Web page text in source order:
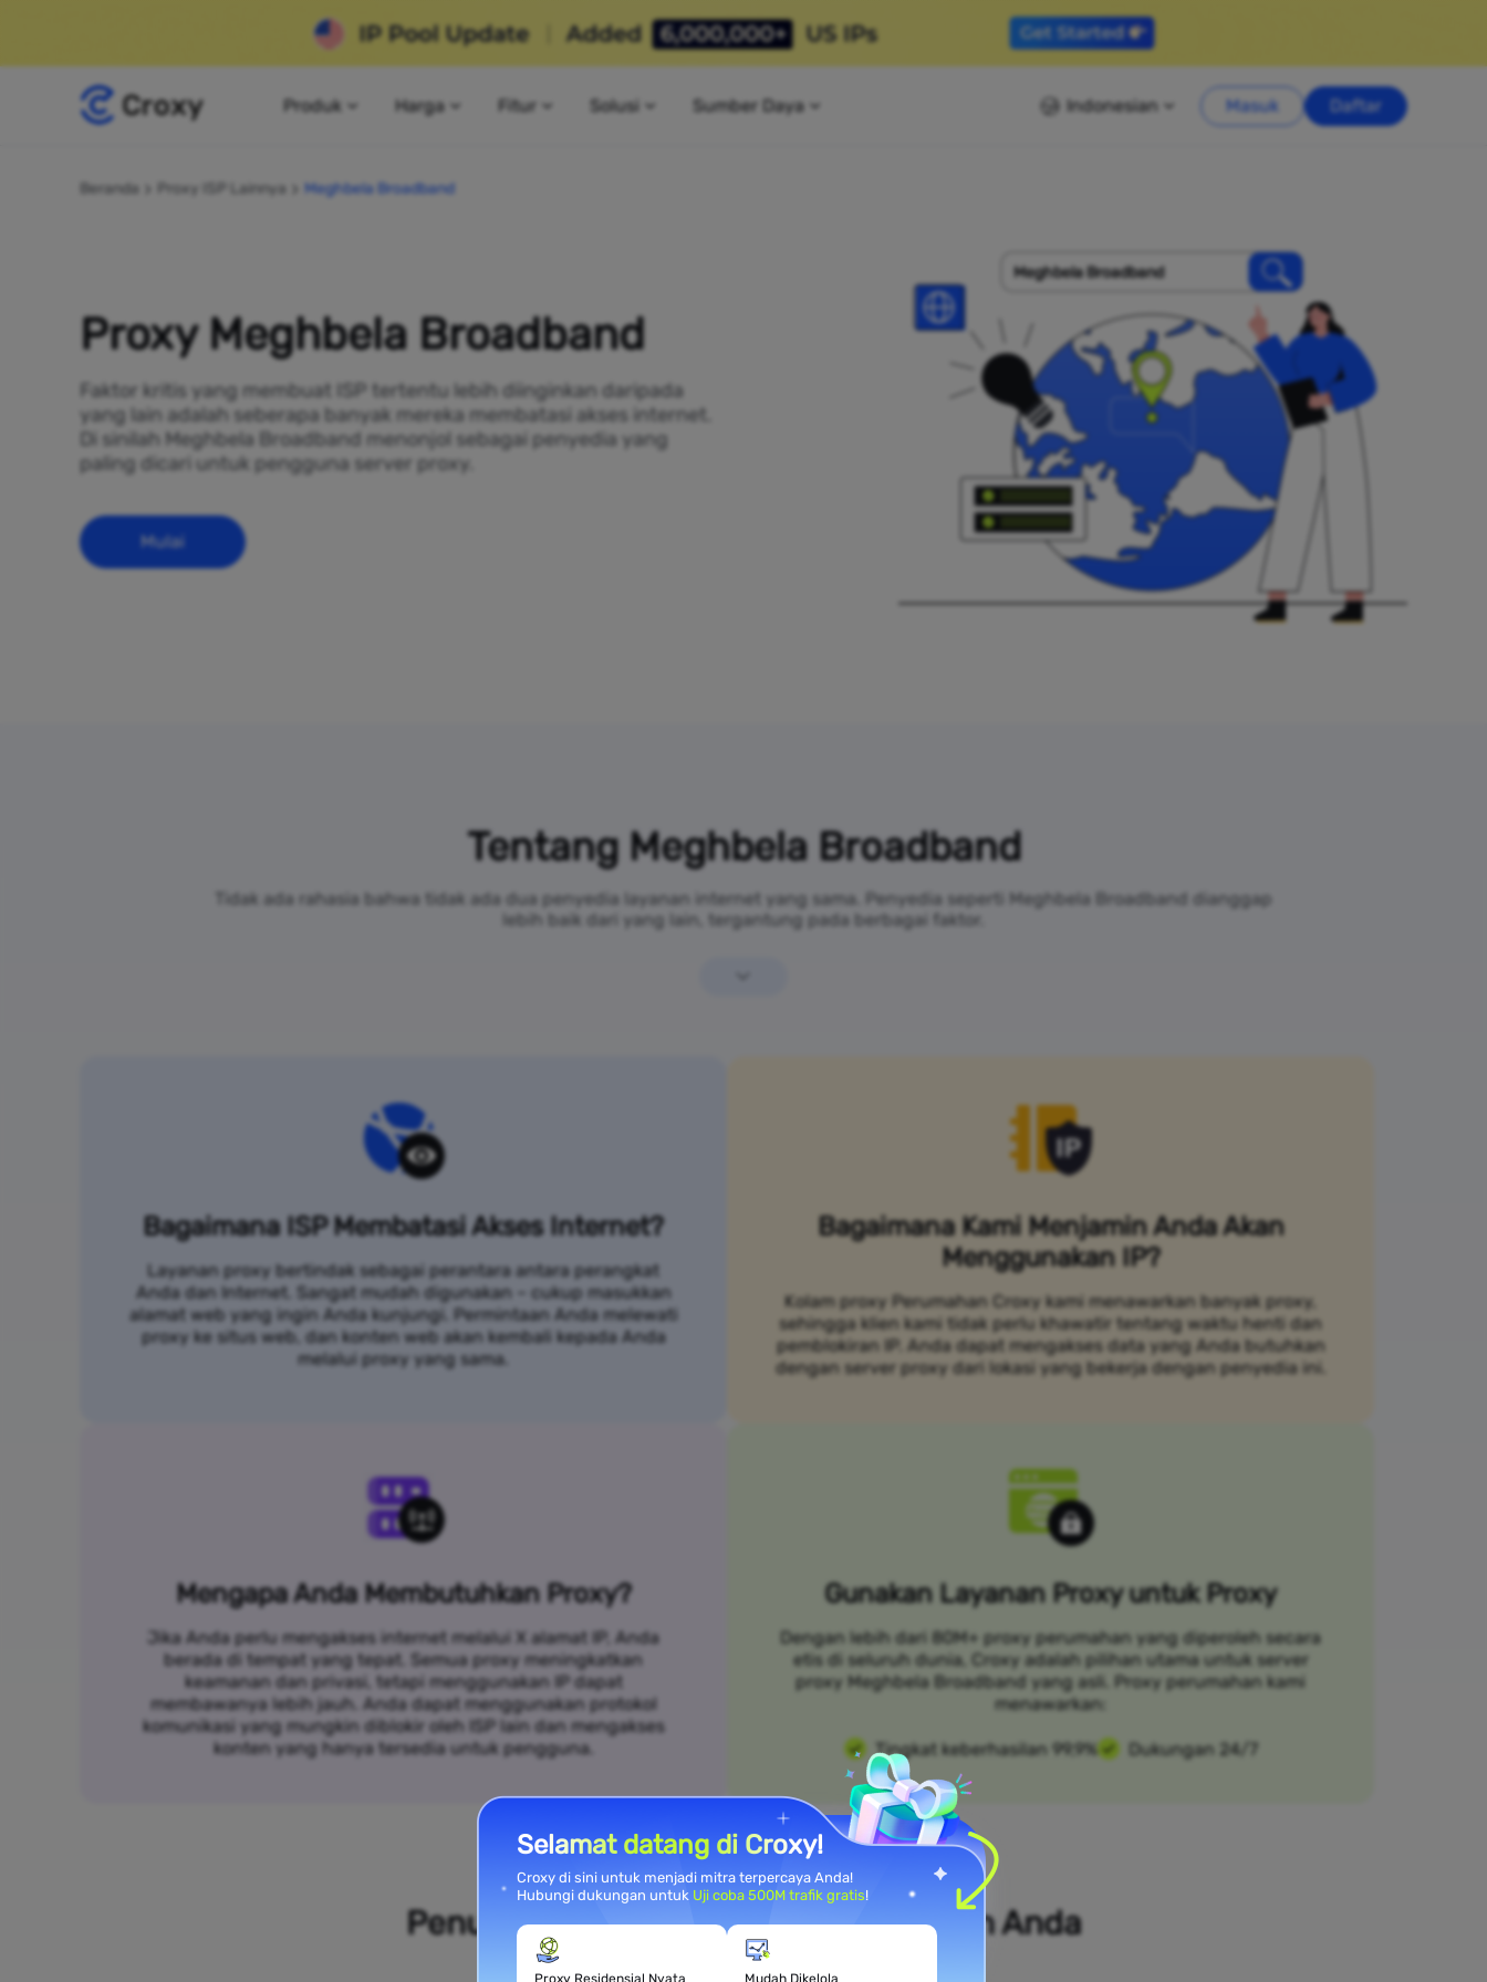
Produk Harga Fitur Solusi Sumber Daya Indonesian Masuk Daftar
Beranda Proxy ISP Lainnya Meghbela Broadband
Proxy Meghbela Broadband
Faktor kritis yang membuat ISP tertentu lebih diinginkan daripada
yang lain adalah seberapa banyak mereka membatasi akses internet.
Di sinilah Meghbela Broadband menonjol sebagai penyedia yang
paling dicari untuk pengguna server proxy.
Mulai
Meghbela Broadband
Tentang Meghbela Broadband
Tidak ada rahasia bahwa tidak ada dua penyedia layanan internet yang sama. Penyedia seperti Meghbela Broadband dianggap
lebih baik dari yang lain, tergantung pada berbagai faktor.
Bagaimana ISP Membatasi Akses Internet?
Layanan proxy bertindak sebagai perantara antara perangkat
Anda dan Internet. Sangat mudah digunakan – cukup masukkan
alamat web yang ingin Anda kunjungi. Permintaan Anda melewati
proxy ke situs web, dan konten web akan kembali kepada Anda
melalui proxy yang sama.
Bagaimana Kami Menjamin Anda Akan
Menggunakan IP?
Kolam proxy Perumahan Croxy kami menawarkan banyak proxy,
sehingga klien kami tidak perlu khawatir tentang waktu henti dan
pemblokiran IP. Anda dapat mengakses data yang Anda butuhkan
dengan server proxy dari lokasi yang bekerja dengan penyedia ini.
Mengapa Anda Membutuhkan Proxy?
Jika Anda perlu mengakses internet melalui X alamat IP, Anda
berada di tempat yang tepat. Semua proxy meningkatkan
keamanan dan privasi, tetapi menggunakan IP dapat
membawanya lebih jauh. Anda dapat menggunakan protokol
komunikasi yang mungkin diblokir oleh ISP lain dan mengakses
konten yang hanya tersedia untuk pengguna.
Gunakan Layanan Proxy untuk Proxy
Dengan lebih dari 80M+ proxy perumahan yang diperoleh secara
etis di seluruh dunia, Croxy adalah pilihan utama untuk server
proxy Meghbela Broadband yang asli. Proxy perumahan kami
menawarkan:
Tingkat keberhasilan 99,9% Dukungan 24/7
Penuhi Kebutuhan Kasus Penggunaan Anda
Selamat datang di Croxy!
Croxy di sini untuk menjadi mitra terpercaya Anda!
Hubungi dukungan untuk Uji coba 500M trafik gratis!
Proxy Residensial Nyata Mudah Dikelola